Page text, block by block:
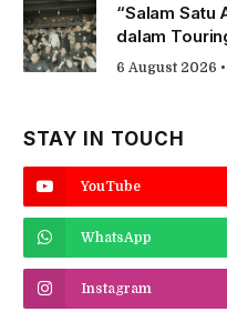
“Salam Satu
dalam
6 August 2026
STAY IN TOUCH
YouTube
WhatsApp
Instagram